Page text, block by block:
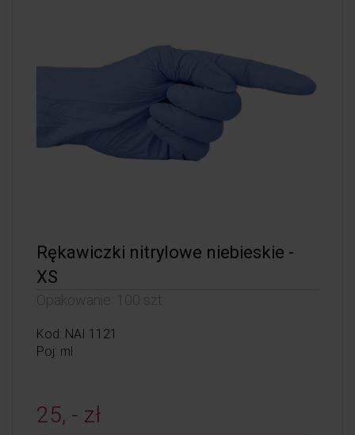
Rękawiczki nitrylowe niebieskie -
XS
Opakowanie: 100 szt.
Kod: NAI 1121
Poj: ml
25, - zł